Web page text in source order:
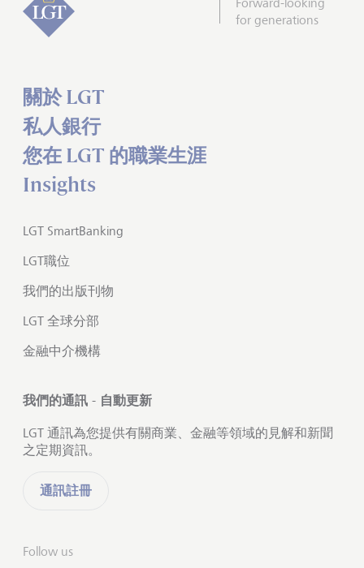
Forward-looking
for generations
關於 LGT
私人銀行
您在 LGT 的職業生涯
Insights
LGT SmartBanking
LGT職位
我們的出版刊物
LGT 全球分部
金融中介機構
我們的通訊 - 自動更新
LGT 通訊為您提供有關商業、金融等領域的見解和新聞
之定期資訊。
通訊註冊
Follow us